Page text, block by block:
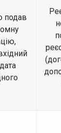
подав